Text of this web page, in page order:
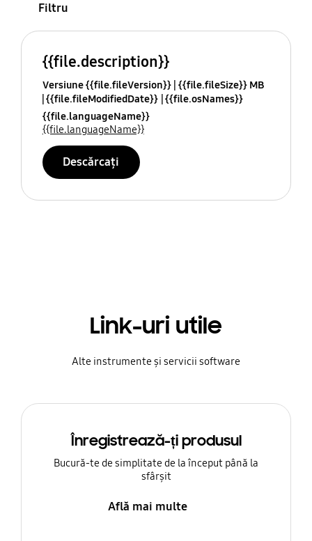
Filtru
{{file.description}}
Versiune {{file.fileVersion}} {{file.fileSize}} MB
{{file.fileModifiedDate}} {{file.osNames}}
{{file.languageName}}
{{file.languageName}}
Descărcați
Link-uri utile
Alte instrumente și servicii software
Înregistrează-ți produsul
Bucură-te de simplitate de la început până la
sfârșit
Află mai multe